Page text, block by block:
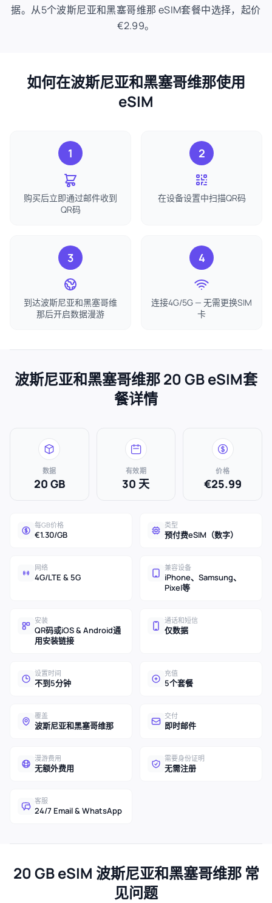
据。从5个波斯尼亚和黑塞哥维那 eSIM套餐中选择，起价
€2.99。
如何在波斯尼亚和黑塞哥维那使用
eSIM
1
购买后立即通过邮件收到
QR码
2
在设备设置中扫描QR码
3
到达波斯尼亚和黑塞哥维
那后开启数据漫游
4
连接4G/5G — 无需更换SIM
卡
波斯尼亚和黑塞哥维那 20 GB eSIM套
餐详情
数据
20 GB
有效期
30 天
价格
€25.99
每GB价格
€1.30/GB
类型
预付费eSIM（数字）
网络
4G/LTE & 5G
兼容设备
iPhone、Samsung、
Pixel等
安装
QR码或iOS & Android通
用安装链接
通话和短信
仅数据
设置时间
不到5分钟
充值
5个套餐
覆盖
波斯尼亚和黑塞哥维那
交付
即时邮件
漫游费用
无额外费用
需要身份证明
无需注册
客服
24/7 Email & WhatsApp
20 GB eSIM 波斯尼亚和黑塞哥维那 常
见问题